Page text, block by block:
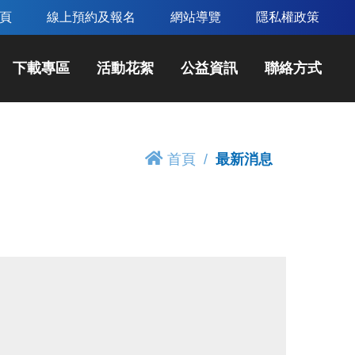
線上預約及報名 網站導覽 隱私權政策
下載專區 活動花絮 公益資訊 聯絡方式
首頁 最新消息